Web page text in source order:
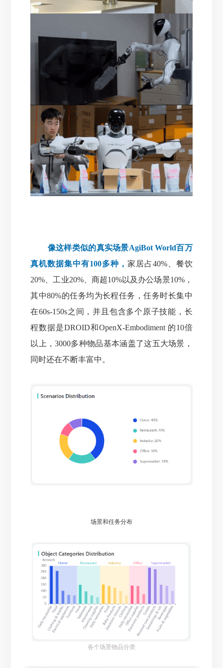
像这样类似的真实场景AgiBot World百万
真机数据集中有100多种， 家居占40%、餐饮
20%、工业20%、商超10%以及办公场景10%，
其中80%的任务均为长程任务，任务时长集中
在60s-150s之间，并且包含多个原子技能，长
程数据是DROID和OpenX-Embodiment 的10倍
以上，3000多种物品基本涵盖了这五大场景，
同时还在不断丰富中。
场景和任务分布
各个场景物品分类